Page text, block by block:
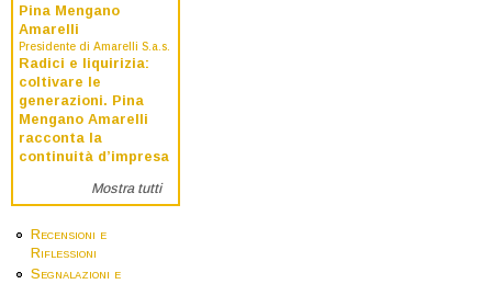
Pina Mengano
Amarelli
Presidente di Amarelli S.a.s.
Radici e liquirizia:
coltivare le
generazioni. Pina
Mengano Amarelli
racconta la
continuità d’impresa
Mostra tutti
Recensioni e
Riflessioni
Segnalazioni e